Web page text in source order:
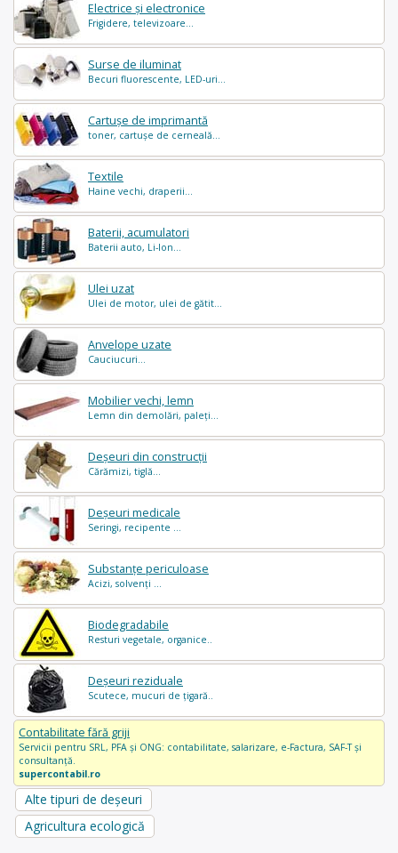
Electrice și electronice
Frigidere, televizoare...
Surse de iluminat
Becuri fluorescente, LED-uri...
Cartușe de imprimantă
toner, cartușe de cerneală...
Textile
Haine vechi, draperii...
Baterii, acumulatori
Baterii auto, Li-Ion...
Ulei uzat
Ulei de motor, ulei de gătit...
Anvelope uzate
Cauciucuri...
Mobilier vechi, lemn
Lemn din demolări, paleți...
Deșeuri din construcții
Cărămizi, tiglă...
Deșeuri medicale
Seringi, recipente ...
Substanțe periculoase
Acizi, solvenți ...
Biodegradabile
Resturi vegetale, organice..
Deșeuri reziduale
Scutece, mucuri de țigară..
Contabilitate fără griji
Servicii pentru SRL, PFA și ONG: contabilitate, salarizare, e-Factura, SAF-T și
consultanță.
supercontabil.ro
Alte tipuri de deșeuri
Agricultura ecologică